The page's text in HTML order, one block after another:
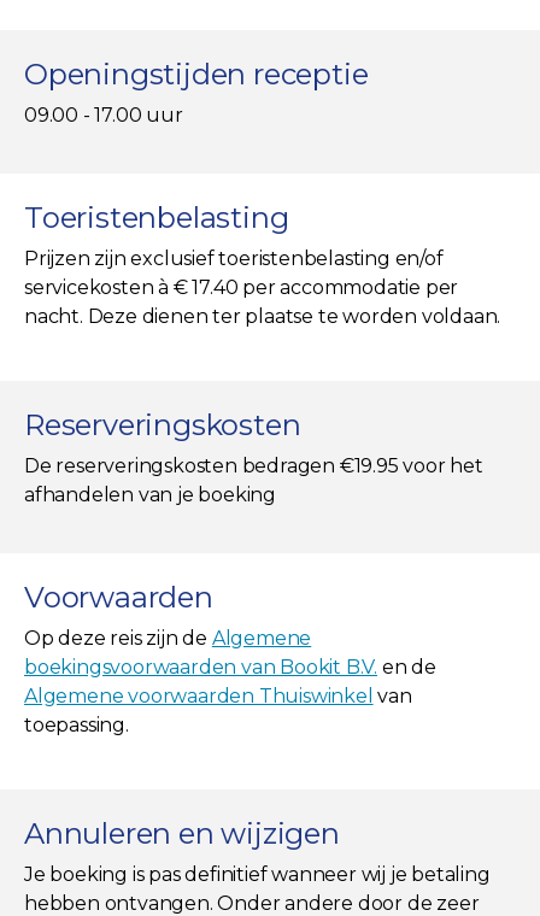
Openingstijden receptie
09.00 - 17.00 uur
Toeristenbelasting
Prijzen zijn exclusief toeristenbelasting en/of
servicekosten à € 17.40 per accommodatie per
nacht. Deze dienen ter plaatse te worden voldaan.
Reserveringskosten
De reserveringskosten bedragen €19.95 voor het
afhandelen van je boeking
Voorwaarden
Op deze reis zijn de Algemene
boekingsvoorwaarden van Bookit B.V. en de
Algemene voorwaarden Thuiswinkel van
toepassing.
Annuleren en wijzigen
Je boeking is pas definitief wanneer wij je betaling
hebben ontvangen. Onder andere door de zeer